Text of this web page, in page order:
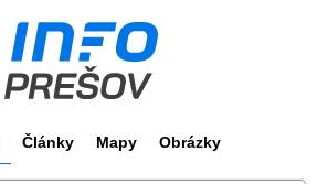
Články Mapy Obrázky